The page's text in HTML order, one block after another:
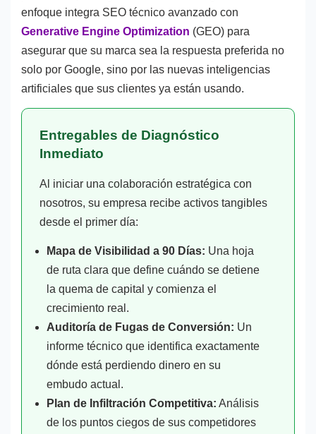
enfoque integra SEO técnico avanzado con
Generative Engine Optimization (GEO) para
asegurar que su marca sea la respuesta preferida no
solo por Google, sino por las nuevas inteligencias
artificiales que sus clientes ya están usando.
Entregables de Diagnóstico
Inmediato
Al iniciar una colaboración estratégica con
nosotros, su empresa recibe activos tangibles
desde el primer día:
Mapa de Visibilidad a 90 Días: Una hoja
de ruta clara que define cuándo se detiene
la quema de capital y comienza el
crecimiento real.
Auditoría de Fugas de Conversión: Un
informe técnico que identifica exactamente
dónde está perdiendo dinero en su
embudo actual.
Plan de Infiltración Competitiva: Análisis
de los puntos ciegos de sus competidores